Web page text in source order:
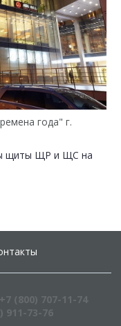
года" г.
щиты ЩР и ЩС на
707-11-74
73-76